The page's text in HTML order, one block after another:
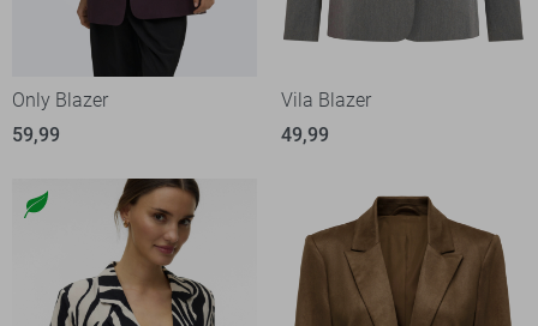
Only Blazer
59,99
Vila Blazer
49,99